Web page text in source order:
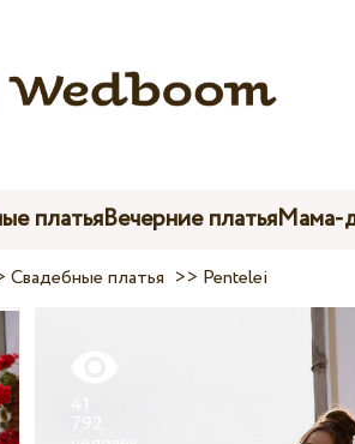
платьяВечерние платьяМама-
Свадебные платья >> Pentelei